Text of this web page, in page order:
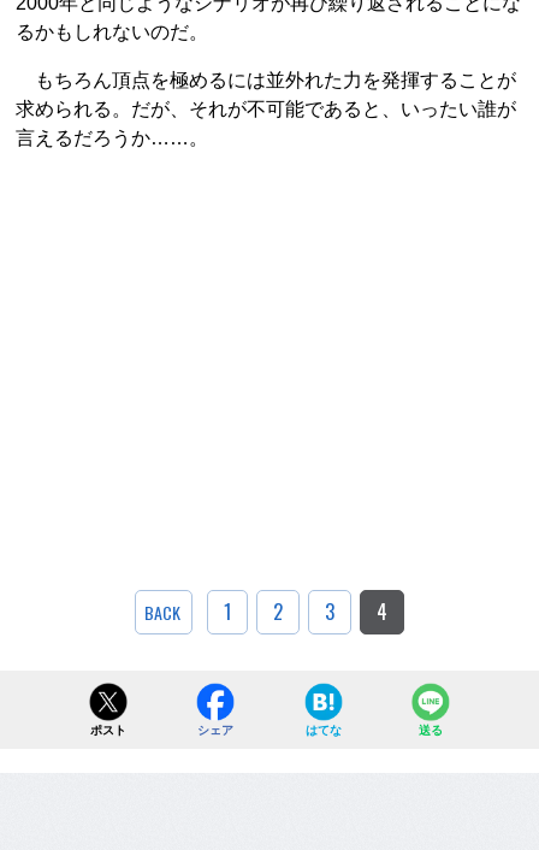
るかもしれないのだ。
もちろん頂点を極めるには並外れた力を発揮することが
求められる。だが、それが不可能であると、いったい誰が
言えるだろうか……。
BACK 1 2 3 4
ポスト シェア はてな 送る